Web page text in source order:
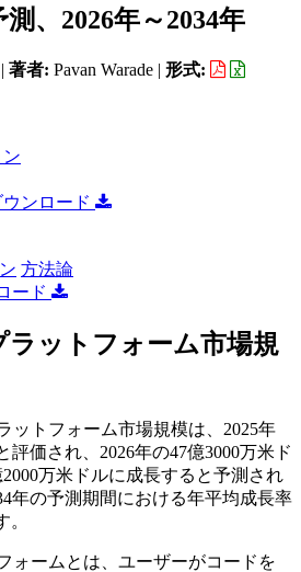
、2026年～2034年
| 著者: Pavan Warade | 形式:
ンロード
方法論
ード
ラットフォーム市場規
ットフォーム市場規模は、2025年
評価され、2026年の47億3000万米ド
万米ドルに成長すると予測され
年の予測期間における年平均成長率
。
ォームとは、ユーザーがコードを